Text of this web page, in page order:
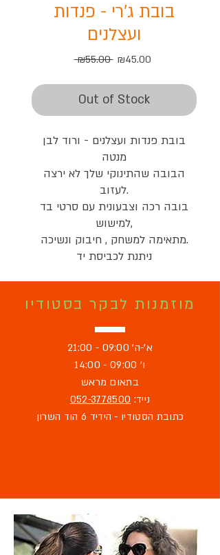
בובת ג'רי - פנדות
ועצלנים
₪55.00 Regular
₪45.00Sale
Out of Stock
בובת פנדות ועצלנים - ורוד לבן
מנטה
הבובה שהתינוקי שלך לא ירצה
לעזוב.
בובה רכה וצבעונית עם סרטי בד
למישוש,
מתאימה למשחק , חיבוק ונשיכה.
ניתנת לכביסת יד
מוזמנות לבקר בסטודיו
א'-ה' 09:00 - 21:00
ו' 09:00 - 14:00
בתאום מראש
נייד: 052-3778500
כתובת הסטודיו - הידיד 6 הוד השרון
מוזמנת לבקר
בסטודיו